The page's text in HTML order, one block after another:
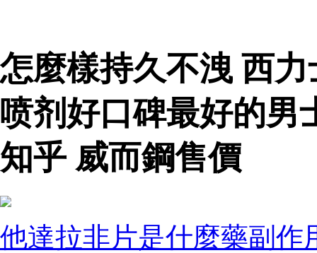
怎麼樣持久不洩 西
喷剂好口碑最好的男
知乎 威而鋼售價
他達拉非片是什麼藥副作